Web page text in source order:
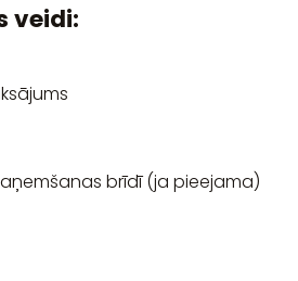
veidi:
brīdī (ja pieejama)